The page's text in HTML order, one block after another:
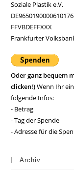
Soziale Plastik e.V.
FFVBDEFFXXX
Frankfurter
Oder ganz bequem
clicken!)Wenn Ihr
folgende Infos:
- Betrag
- Tag der Spende
- Adresse für die
Archiv